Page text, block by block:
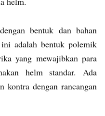
bentuk dan bahan
adalah bentuk polemik
yang mewajibkan para
helm standar. Ada
kontra dengan rancangan